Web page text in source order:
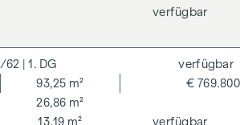
Dritten ein familiäres oder
besteht.
verfügbar
62 | 1. DG
93,25 m²
26,86 m²
13,19 m²
€ 769.800
verfügbar
verfügbar